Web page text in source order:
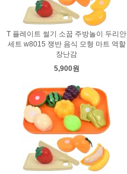
T 플레이트 썰기 소꿉 주방놀이 두리안
세트 w8015 쟁반 음식 모형 마트 역할
장난감
5,900원